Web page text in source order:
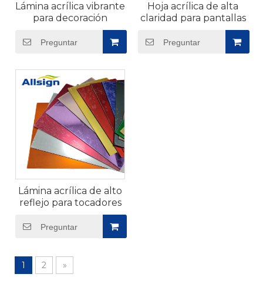
Lámina acrílica vibrante
para decoración
Preguntar
Hoja acrílica de alta
claridad para pantallas
Preguntar
Lámina acrílica de alto
reflejo para tocadores
Preguntar
1 2 »